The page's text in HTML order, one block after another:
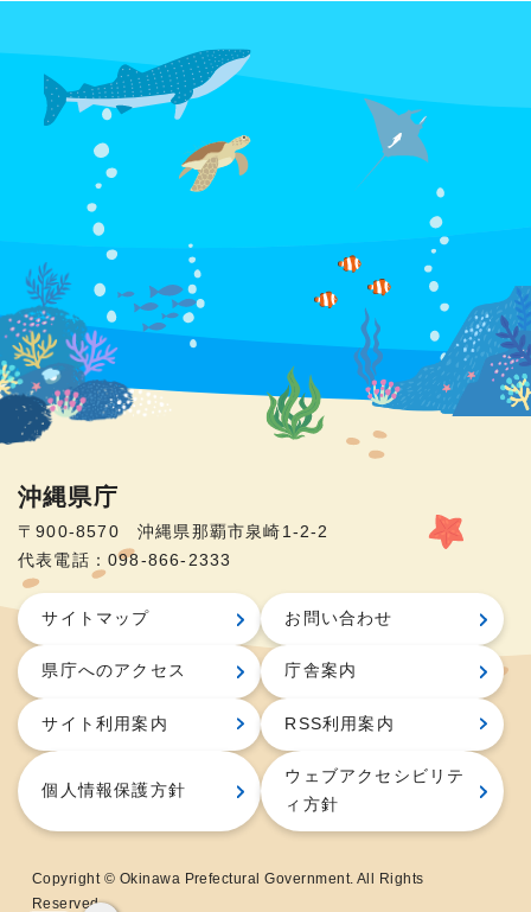
沖縄県庁
〒900-8570 沖縄県那覇市泉崎1-2-2
代表電話：098-866-2333
サイトマップ お問い合わせ
県庁へのアクセス 庁舎案内
サイト利用案内 RSS利用案内
個人情報保護方針
ウェブアクセシビリテ
ィ方針
Copyright © Okinawa Prefectural Government. All Rights
Reserved.